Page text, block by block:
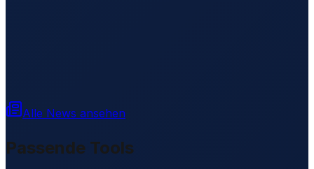
Alle News ansehen
Passende Tools